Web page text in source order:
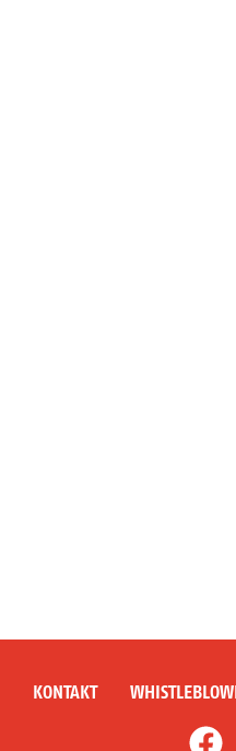
KONTAKT